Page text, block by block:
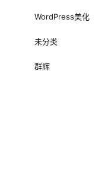
WordPress美化
未分类
群辉